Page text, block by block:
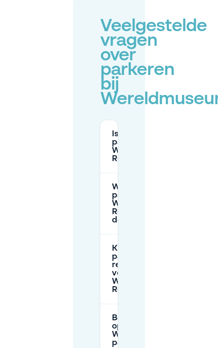
Veelgestelde
vragen
over
parkeren
bij
Is er gratis
parkeren bij
Wereldmuseum
Rotterdam?
Waar kan ik
parkeren voor
Wereldmuseum
Rotterdam met
de auto?
Kan ik vooraf
parkeren
reserveren
voor
Wereldmuseum
Rotterdam?
Beïnvloeden de
openingstijden van
Wereldmuseum de
parkeermogelijkheden?